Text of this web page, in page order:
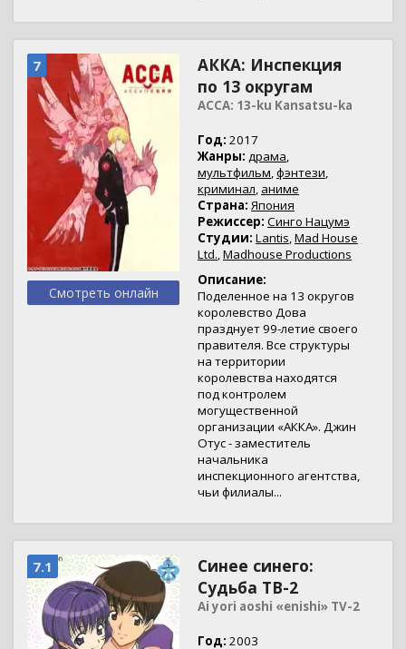
7
Смотреть онлайн
АККА: Инспекция
по 13 округам
ACCA: 13-ku Kansatsu-ka
Год: 2017
Жанры: драма,
мультфильм,фэнтези,
криминал, аниме
Страна: Япония
Режиссер: Синго Нацумэ
Студии: Lantis,Mad House
Ltd.,Madhouse Productions
Описание:
Поделенное на 13 округов
королевство Дова
празднует 99-летие своего
правителя. Все структуры
на территории
королевства находятся
под контролем
могущественной
организации «АККА». Джин
Отус - заместитель
начальника
инспекционного агентства,
чьи филиалы...
7.1
Синее синего:
Судьба ТВ-2
Ai yori aoshi «enishi» TV-2
Год: 2003